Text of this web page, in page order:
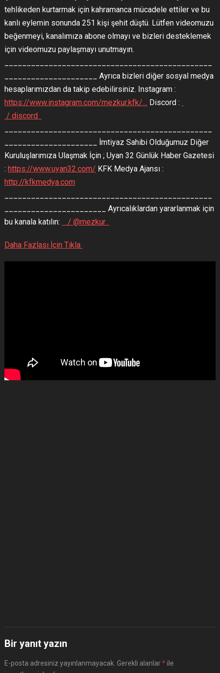
tehlikeden kurtarmak için kahramanca mücadele ettiler ve bu
kanlı eylemin sonunda 251 kişi şehit düştü. Lütfen videomuzu
beğenmeyi, kanalımıza abone olmayı ve bizleri desteklemek
için videomuzu paylaşmayı unutmayın.
_____________________ Ayrıca bizleri diğer sosyal medya
hesaplarımızdan da takip edebilirsiniz. Instagram :
https://www.instagram.com/mezkur.kfk/… Discord :
/ discord
_____________________ İmtiyaz Sahibi Olduğumuz Diğer
Kuruluşlarımıza Ulaşmak İçin ; Uyan 32 Günlük Haber Gazetesi
: https://www.uyan32.com/ KFK Medya Ajansı :
http://kfkmedya.com
_______________________ Ayrıcalıklardan yararlanmak için
bu kanala katılın:
/ @mezkur
Daha Fazlası İçin Tıkla
Bir yanıt yazın
E-posta adresiniz yayınlanmayacak. Gerekli alanlar*ile